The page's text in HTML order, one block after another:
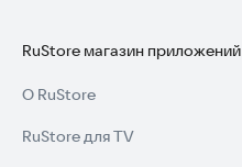
RuStore магазин приложений
О RuStore
RuStore для TV